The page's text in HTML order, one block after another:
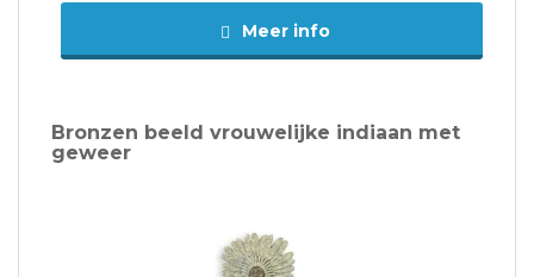
Meer info
Bronzen beeld vrouwelijke indiaan met
geweer